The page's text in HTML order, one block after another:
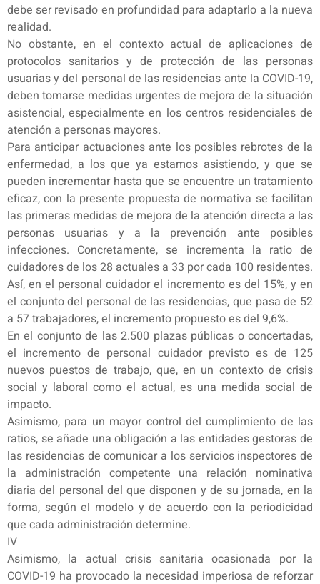
debe ser revisado en profundidad para adaptarlo a la nueva
realidad.
No obstante, en el contexto actual de aplicaciones de
protocolos sanitarios y de protección de las personas
usuarias y del personal de las residencias ante la COVID-19,
deben tomarse medidas urgentes de mejora de la situación
asistencial, especialmente en los centros residenciales de
atención a personas mayores.
Para anticipar actuaciones ante los posibles rebrotes de la
enfermedad, a los que ya estamos asistiendo, y que se
pueden incrementar hasta que se encuentre un tratamiento
eficaz, con la presente propuesta de normativa se facilitan
las primeras medidas de mejora de la atención directa a las
personas usuarias y a la prevención ante posibles
infecciones. Concretamente, se incrementa la ratio de
cuidadores de los 28 actuales a 33 por cada 100 residentes.
Así, en el personal cuidador el incremento es del 15%, y en
el conjunto del personal de las residencias, que pasa de 52
a 57 trabajadores, el incremento propuesto es del 9,6%.
En el conjunto de las 2.500 plazas públicas o concertadas,
el incremento de personal cuidador previsto es de 125
nuevos puestos de trabajo, que, en un contexto de crisis
social y laboral como el actual, es una medida social de
impacto.
Asimismo, para un mayor control del cumplimiento de las
ratios, se añade una obligación a las entidades gestoras de
las residencias de comunicar a los servicios inspectores de
la administración competente una relación nominativa
diaria del personal del que disponen y de su jornada, en la
forma, según el modelo y de acuerdo con la periodicidad
que cada administración determine.
IV
Asimismo, la actual crisis sanitaria ocasionada por la
COVID-19 ha provocado la necesidad imperiosa de reforzar